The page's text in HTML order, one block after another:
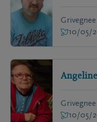
10/05/
Angeline
10/05/